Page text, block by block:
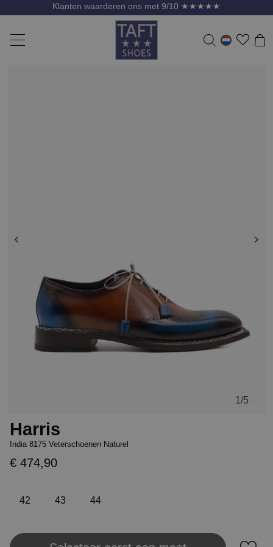
Klanten waarderen ons met 9/10 ★★★★★
1 /5
Harris
India 8175 Veterschoenen Naturel
€ 474,90
42 43 44